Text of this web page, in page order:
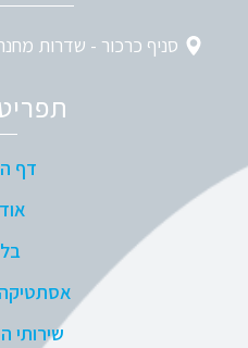
סניף כרכור - שדרות מחנה שמונים 4,
דף
שירותי